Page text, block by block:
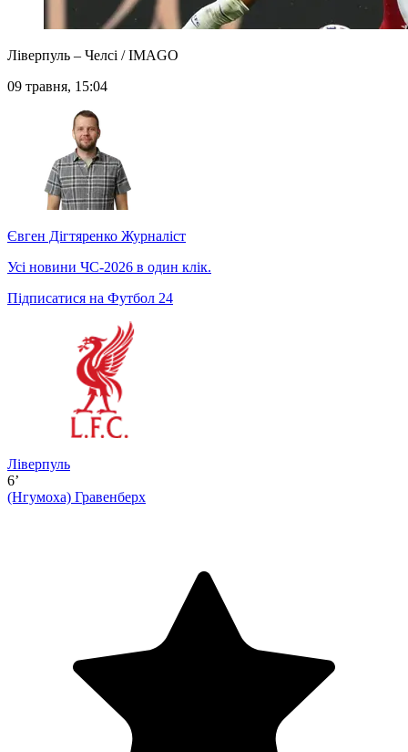
Ліверпуль – Челсі / IMAGO
09 травня, 15:04
Євген Дігтяренко Журналіст
Усі новини ЧС-2026 в один клік.
Підписатися на Футбол 24
Ліверпуль
6’
(Нгумоха) Гравенберх